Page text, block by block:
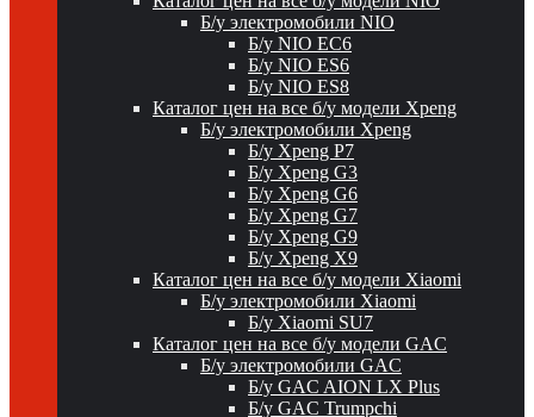
Б/у электромобили NIO
Б/у NIO EC6
Б/у NIO ES6
Б/у NIO ES8
Каталог цен на все б/у модели Xpeng
Б/у электромобили Xpeng
Б/у Xpeng P7
Б/у Xpeng G3
Б/у Xpeng G6
Б/у Xpeng G7
Б/у Xpeng G9
Б/у Xpeng X9
Каталог цен на все б/у модели Xiaomi
Б/у электромобили Xiaomi
Б/у Xiaomi SU7
Каталог цен на все б/у модели GAC
Б/у электромобили GAC
Б/у GAC AION LX Plus
Б/у GAC Trumpchi